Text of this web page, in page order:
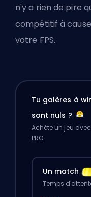
n'y a rien de pire
compétitif à
votre FPS.
Tu galères à
sont nuls ?
Achète un jeu
PRO.
Un match
Temps